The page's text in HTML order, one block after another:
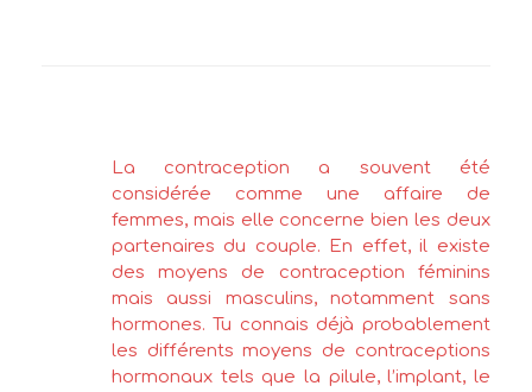
La contraception a souvent été
considérée comme une affaire de
femmes, mais elle concerne bien les deux
partenaires du couple. En effet, il existe
des moyens de contraception féminins
mais aussi masculins, notamment sans
hormones. Tu connais déjà probablement
les différents moyens de contraceptions
hormonaux tels que la pilule, l’implant, le